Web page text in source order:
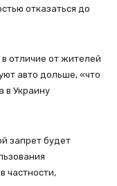
отказаться до
отличие от жителей
авто дольше, «что
в Украину
запрет будет
частности,